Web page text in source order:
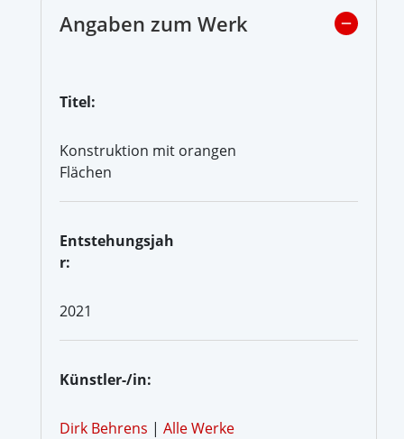
Angaben zum Werk
Titel:
Konstruktion mit orangen
Flächen
Entstehungsjah
r:
2021
Künstler-/in:
Dirk Behrens | Alle Werke